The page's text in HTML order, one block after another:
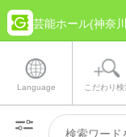
芸能ホール(神奈
Language こだわり検